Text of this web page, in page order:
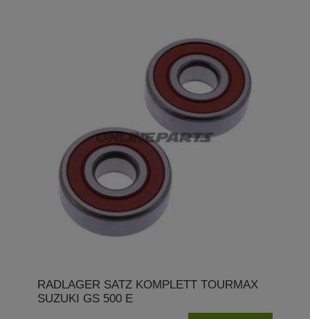
RADLAGER SATZ KOMPLETT TOURMAX
SUZUKI GS 500 E